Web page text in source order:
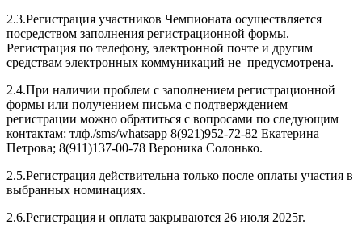
2.3.Регистрация участников Чемпионата осуществляется
посредством заполнения регистрационной формы.
Регистрация по телефону, электронной почте и другим
средствам электронных коммуникаций не предусмотрена.
2.4.При наличии проблем с заполнением регистрационной
формы или получением письма с подтверждением
регистрации можно обратиться с вопросами по следующим
контактам: тлф./sms/whatsapp 8(921)952-72-82 Екатерина
Петрова; 8(911)137-00-78 Вероника Солонько.
2.5.Регистрация действительна только после оплаты участия в
выбранных номинациях.
2.6.Регистрация и оплата закрываются 26 июля 2025г.